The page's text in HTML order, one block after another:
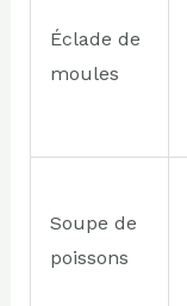
Éclade de
moules
Soupe de
poissons